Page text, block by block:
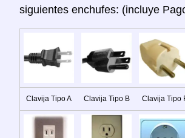
siguientes enchufes: (incluye
Clavija Tipo A Clavija Tipo B Clavija Tipo